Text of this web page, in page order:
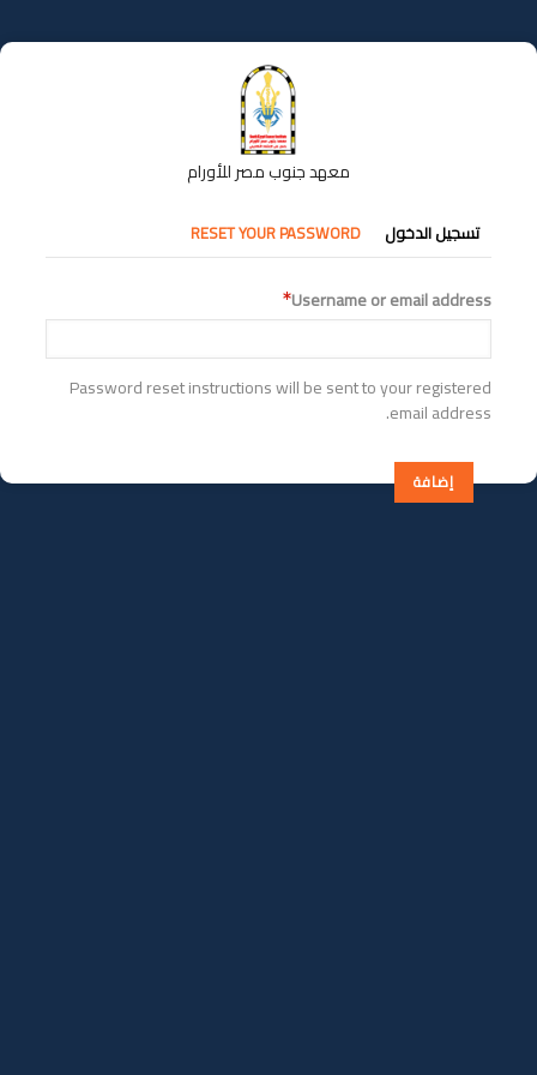
إلى
المحتوى
معهد جنوب مصر للأورام
التبويبات
الأساسية
تسجيل الدخول RESET YOUR PASSWORD
Username or email address
Password reset instructions will be sent to your registered
email address.